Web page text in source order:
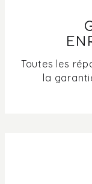
Toutes les
la